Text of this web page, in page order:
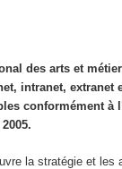
des arts et
intranet, extranet
conformément à
la stratégie et les